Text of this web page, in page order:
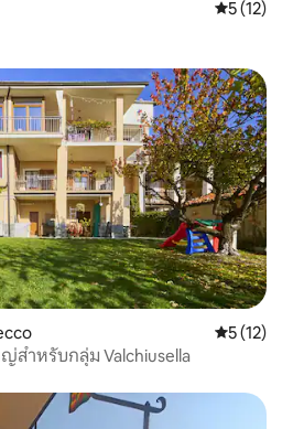
คะแนนเฉลี่
5 (12)
คะแนนเฉลี่
5 (12)
สำหรับกลุ่ม Valchiusella